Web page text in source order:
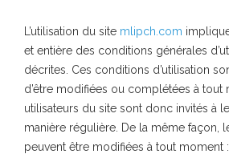
L’utilisation du site mlipch.com
et entière des conditions générales
décrites. Ces conditions d’utilisation
d’être modifiées ou complétées à tout
utilisateurs du site sont donc invités à
manière régulière. De la même façon,
peuvent être modifiées à tout moment